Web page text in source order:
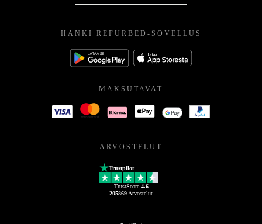
HANKI REFURBED-SOVELLUS
MAKSUTAVAT
ARVOSTELUT
Trustpilot
TrustScore 4.6
205869 Arvostelut